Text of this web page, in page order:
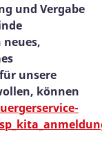
und Vergabe
neues,
unsere
können